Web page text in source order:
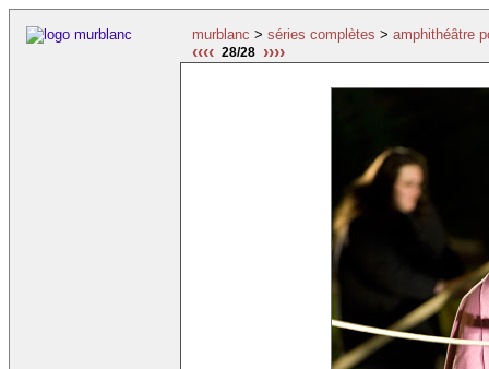
murblanc > séries complètes > amphithéâtre
‹‹‹‹ 28/28 ››››